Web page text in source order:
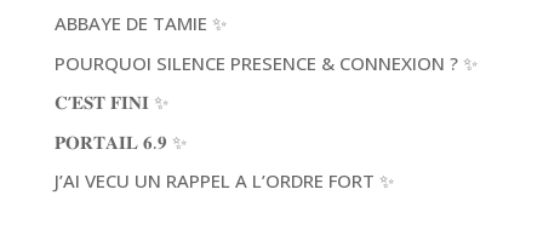
ABBAYE DE TAMIE ✨
POURQUOI SILENCE PRESENCE & CONNEXION ? ✨
𝐂’𝐄𝐒𝐓 𝐅𝐈𝐍𝐈 ✨
𝐏𝐎𝐑𝐓𝐀𝐈𝐋 𝟔.𝟗 ✨
J’AI VECU UN RAPPEL A L’ORDRE FORT ✨